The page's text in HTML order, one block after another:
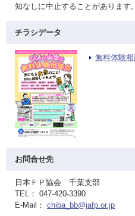
知なしに中止することがあります。
チラシデータ
無料体験相
お問合せ先
日本ＦＰ協会 千葉支部
TEL： 047-420-3390
E-Mail： chiba_bb@jafp.or.jp